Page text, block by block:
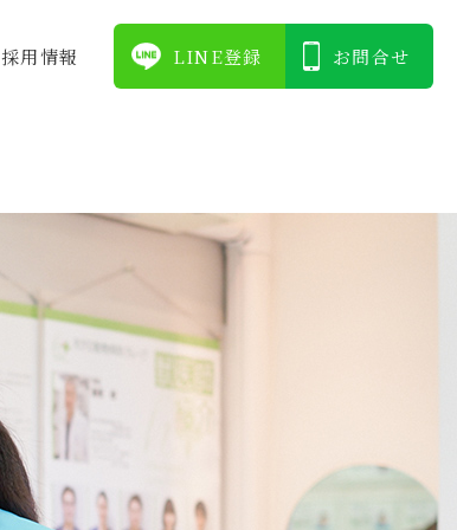
採⽤情報 LINE登録 お問合せ